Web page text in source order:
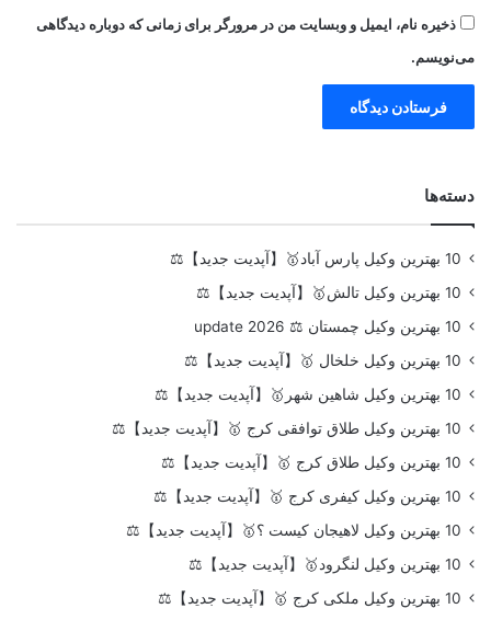
ذخیره نام، ایمیل و وبسایت من در مرورگر برای زمانی که دوباره دیدگاهی
می‌نویسم.
دسته‌ها
10 بهترین وکیل پارس آباد🥇【آپدیت جدید】⚖️
10 بهترین وکیل تالش🥇【آپدیت جدید】⚖️
10 بهترین وکیل چمستان ⚖️ update 2026
10 بهترین وکیل خلخال 🥇【آپدیت جدید】⚖️
10 بهترین وکیل شاهین شهر🥇【آپدیت جدید】⚖️
10 بهترین وکیل طلاق توافقی کرج 🥇【آپدیت جدید】⚖️
10 بهترین وکیل طلاق کرج 🥇【آپدیت جدید】⚖️
10 بهترین وکیل کیفری کرج 🥇【آپدیت جدید】⚖️
10 بهترین وکیل لاهیجان کیست ؟🥇【آپدیت جدید】⚖️
10 بهترین وکیل لنگرود🥇【آپدیت جدید】⚖️
10 بهترین وکیل ملکی کرج 🥇【آپدیت جدید】⚖️